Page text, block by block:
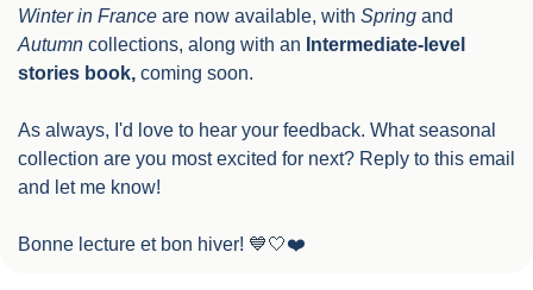
Winter in France are now available, with Spring
Autumn collections, along with an Intermediate-level
stories book, coming soon.
As always, I'd love to hear your feedback. What seasonal
collection are you most excited for next? Reply to this email
and let me know!
Bonne lecture et bon hiver! 💙🤍❤️